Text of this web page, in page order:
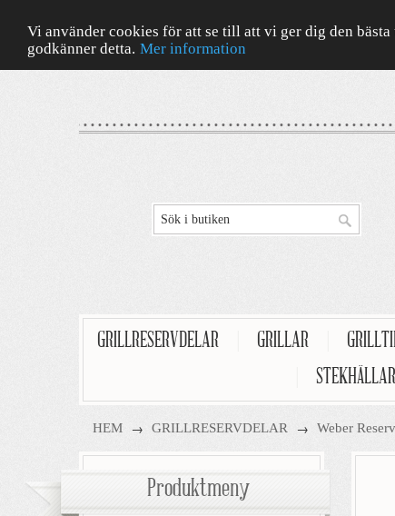
Vi använder cookies för att se till att vi ger dig den
godkänner detta. Mer information
GRILLRESERVDELAR GRILLAR
STEKHÄLLAR
HEM → GRILLRESERVDELAR → Weber
Produktmeny